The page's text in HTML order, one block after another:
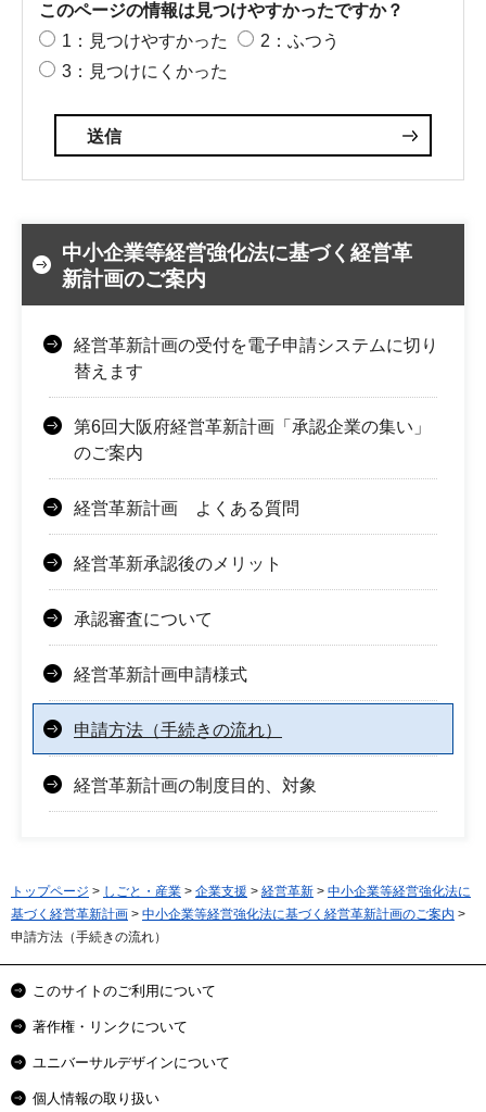
このページの情報は見つけやすかったですか？
1：見つけやすかった
2：ふつう
3：見つけにくかった
中小企業等経営強化法に基づく経営革
新計画のご案内
経営革新計画の受付を電子申請システムに切り
替えます
第6回大阪府経営革新計画「承認企業の集い」
のご案内
経営革新計画 よくある質問
経営革新承認後のメリット
承認審査について
経営革新計画申請様式
申請方法（手続きの流れ）
経営革新計画の制度目的、対象
トップページ > しごと・産業 > 企業支援 > 経営革新 > 中小企業等経営強化法に
基づく経営革新計画 > 中小企業等経営強化法に基づく経営革新計画のご案内 >
申請方法（手続きの流れ）
このサイトのご利用について
著作権・リンクについて
ユニバーサルデザインについて
個人情報の取り扱い